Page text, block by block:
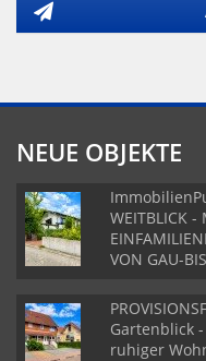
NEUE OBJEKTE
WEITBLICK -
VON GAU-
Gartenblick
ruhiger